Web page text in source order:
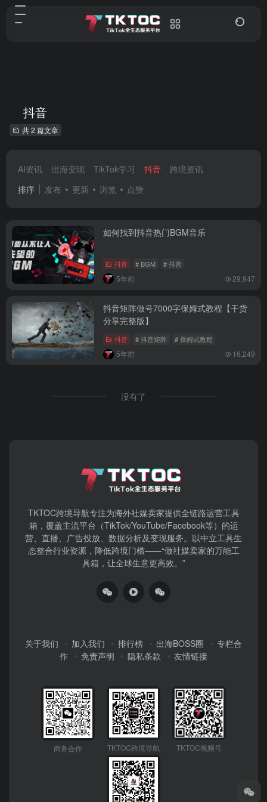
抖音
共 2 篇文章
AI资讯 出海变现 TikTok学习 抖音
跨境资讯
排序
发布 更新 浏览 点赞
如何找到抖音热门BGM音乐
抖音 # BGM # 抖音
5年前 29,947
抖音矩阵做号7000字保姆式教程【干货
分享完整版】
抖音 # 抖音矩阵 # 保姆式教程
5年前 16,249
没有了
TKTOC跨境导航​专注为海外社媒卖家提供全链路运营工具
箱，覆盖主流平台（TikTok/YouTube/Facebook等）​的运
营、直播、广告投放、数据分析及变现服务。以中立工具生
态整合行业资源，降低跨境门槛——“做社媒卖家的万能工
具箱，让全球生意更高效。”
关于我们 加入我们 排行榜 出海BOSS圈
专栏合
作
免责声明 隐私条款 友情链接
商务合作 TKTOC跨境导航 TKTOC视频号